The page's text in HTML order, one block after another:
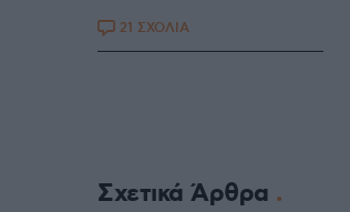
21 ΣΧΟΛΙΑ
Σχετικά Άρθρα